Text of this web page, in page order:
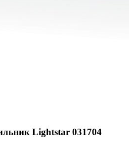
Lightstar 031704